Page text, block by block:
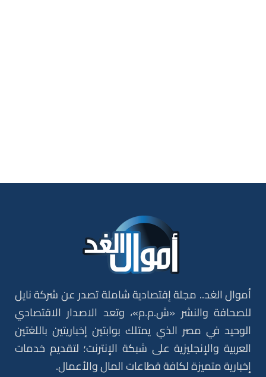
أموال الغد.. مجلة إقتصادية شاملة تصدر عن شركة نايل
للصحافة والنشر «ش.م.م»، وتعد الاصدار الاقتصادي
الوحيد في مصر الذي يمتلك بوابتين إخباريتين باللغتين
العربية والإنجليزية على شبكة الإنترنت؛ لتقديم خدمات
إخبارية متميزة لكافة قطاعات المال والأعمال.